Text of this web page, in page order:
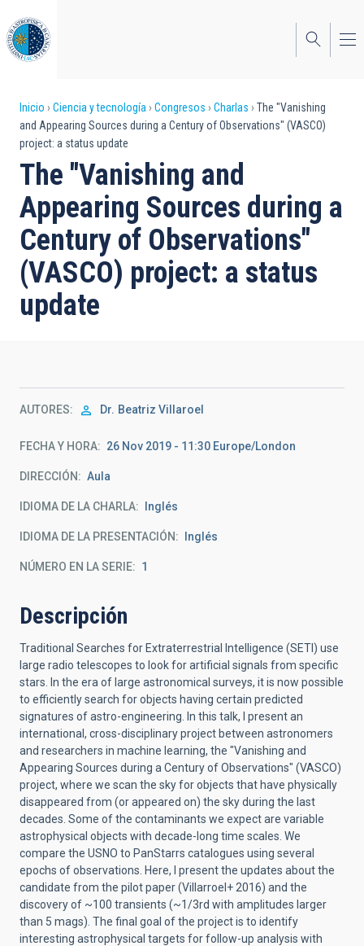
al
contenido
principal
Sobrescribir
enlaces
de
ayuda
a
la
navegación
Inicio Ciencia y tecnología Congresos Charlas
The "Vanishing
and Appearing Sources during a Century of Observations" (VASCO)
project: a status update
The "Vanishing and
Appearing Sources during a
Century of Observations"
(VASCO) project: a status
update
AUTORES Dr. Beatriz Villaroel
FECHA Y HORA 26 Nov 2019 - 11:30 Europe/London
DIRECCIÓN Aula
IDIOMA DE LA CHARLA Inglés
IDIOMA DE LA PRESENTACIÓN Inglés
NÚMERO EN LA SERIE 1
Descripción
Traditional Searches for Extraterrestrial Intelligence (SETI) use
large radio telescopes to look for artificial signals from specific
stars. In the era of large astronomical surveys, it is now possible
to efficiently search for objects having certain predicted
signatures of astro-engineering. In this talk, I present an
international, cross-disciplinary project between astronomers
and researchers in machine learning, the "Vanishing and
Appearing Sources during a Century of Observations" (VASCO)
project, where we scan the sky for objects that have physically
disappeared from (or appeared on) the sky during the last
decades. Some of the contaminants we expect are variable
astrophysical objects with decade-long time scales. We
compare the USNO to PanStarrs catalogues using several
epochs of observations. Here, I present the updates about the
candidate from the pilot paper (Villarroel+ 2016) and the
discovery of ~100 transients (~1/3rd with amplitudes larger
than 5 mags). The final goal of the project is to identify
interesting astrophysical targets for follow-up analysis with